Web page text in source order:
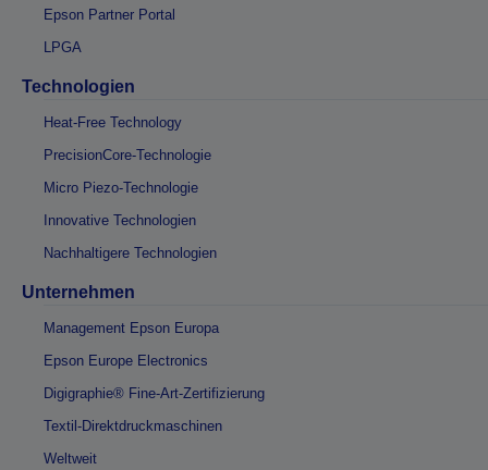
Epson Partner Portal
LPGA
Technologien
Heat-Free Technology
PrecisionCore-Technologie
Micro Piezo-Technologie
Innovative Technologien
Nachhaltigere Technologien
Unternehmen
Management Epson Europa
Epson Europe Electronics
Digigraphie® Fine-Art-Zertifizierung
Textil-Direktdruckmaschinen
Weltweit